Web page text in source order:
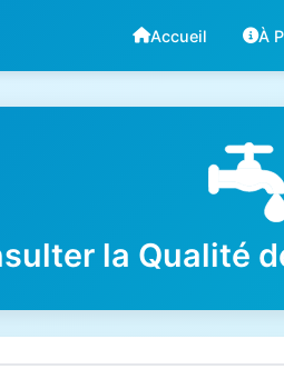
Accueil À
la Qualité